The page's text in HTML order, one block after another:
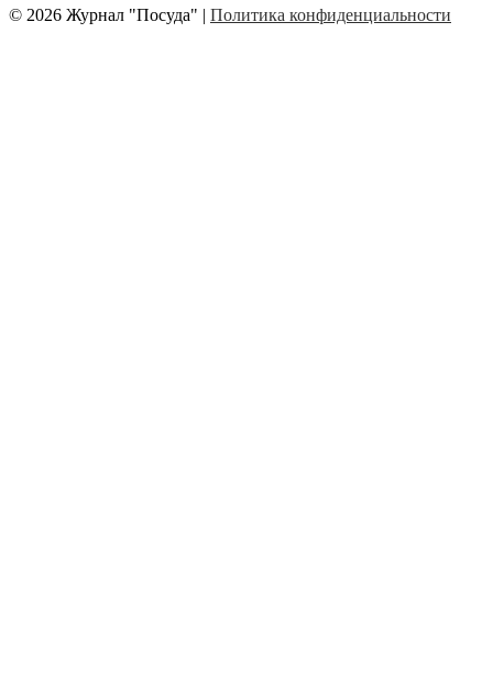
© 2026 Журнал "Посуда" | Политика конфиденциальности